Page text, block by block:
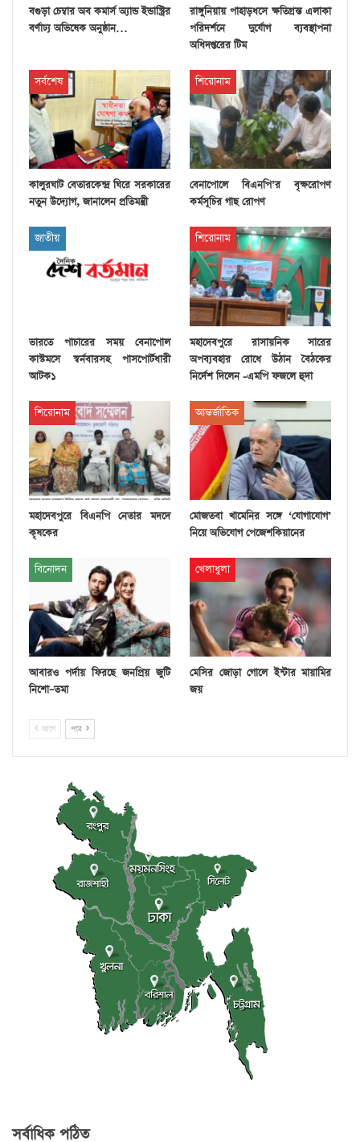
বগুড়া চেম্বার অব কমার্স অ্যান্ড ইন্ডাস্ট্রির
বর্ণাঢ্য অভিষেক অনুষ্ঠান…
রাঙ্গুনিয়ায় পাহাড়ধসে ক্ষতিগ্রস্ত এলাকা
পরিদর্শনে দুর্যোগ ব্যবস্থাপনা
অধিদপ্তরের টিম
সর্বশেষ
কালুরঘাট বেতারকেন্দ্র ঘিরে সরকারের
নতুন উদ্যোগ, জানালেন প্রতিমন্ত্রী
শিরোনাম
বেনাপোলে বিএনপি’র বৃক্ষরোপণ
কর্মসূচির গাছ রোপণ
জাতীয়
ভারতে পাচারের সময় বেনাপোল
কাস্টমসে স্বর্নবারসহ পাসপোর্টধারী
আটক১
শিরোনাম
মহাদেবপুরে রাসায়নিক সারের
অপব্যবহার রোধে উঠান বৈঠকের
নির্দেশ দিলেন -এমপি ফজলে হুদা
শিরোনাম
মহাদেবপুরে বিএনপি নেতার মদদে
কৃষকের
আন্তর্জাতিক
মোজতবা খামেনির সঙ্গে ‘যোগাযোগ’
নিয়ে অভিযোগ পেজেশকিয়ানের
বিনোদন
আবারও পর্দায় ফিরছে জনপ্রিয় জুটি
নিশো–তমা
খেলাধুলা
মেসির জোড়া গোলে ইন্টার মায়ামির
জয়
আগে পরে
সর্বাধিক পঠিত